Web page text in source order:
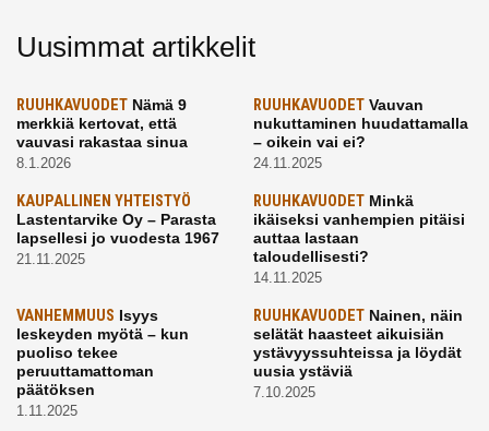
Uusimmat artikkelit
RUUHKAVUODET Nämä 9
merkkiä kertovat, että
vauvasi rakastaa sinua
8.1.2026
RUUHKAVUODETVauvan
nukuttaminen huudattamalla
– oikein vai ei?
24.11.2025
KAUPALLINEN YHTEISTYÖ
Lastentarvike Oy – Parasta
lapsellesi jo vuodesta 1967
21.11.2025
RUUHKAVUODETMinkä
ikäiseksi vanhempien pitäisi
auttaa lastaan
taloudellisesti?
14.11.2025
VANHEMMUUS Isyys
leskeyden myötä – kun
puoliso tekee
peruuttamattoman
päätöksen
1.11.2025
RUUHKAVUODETNainen, näin
selätät haasteet aikuisiän
ystävyyssuhteissa ja löydät
uusia ystäviä
7.10.2025